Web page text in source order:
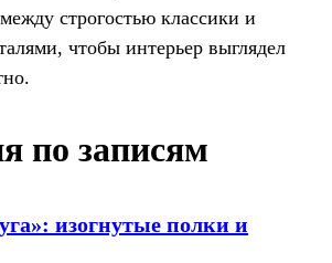
строгостью классики и
чтобы интерьер выглядел
по записям
изогнутые полки и